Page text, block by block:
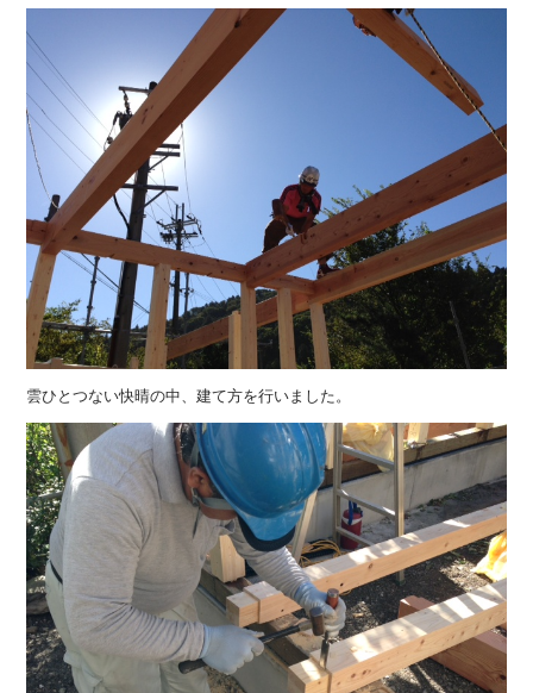
雲ひとつない快晴の中、建て方を行いました。